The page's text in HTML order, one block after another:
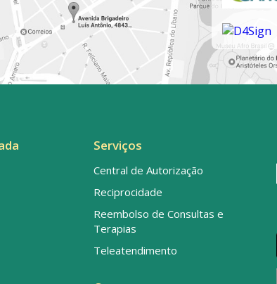
Serviços
Central de Autorização
Reciprocidade
Reembolso de Consultas e
Terapias
Teleatendimento